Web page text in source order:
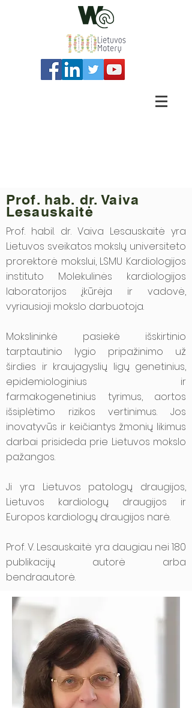
Prof. hab. dr. Vaiva
Lesauskaitė
Prof. habil. dr. Vaiva Lesauskaitė yra
Lietuvos sveikatos mokslų universiteto
prorektorė mokslui, LSMU Kardiologijos
instituto Molekulinės kardiologijos
laboratorijos įkūrėja ir vadovė,
vyriausioji mokslo darbuotoja.
Mokslininkė pasiekė išskirtinio
tarptautinio lygio pripažinimo už
širdies ir kraujagyslių ligų genetinius,
epidemiologinius ir
farmakogenetinius tyrimus, aortos
išsiplėtimo rizikos vertinimus. Jos
inovatyvūs ir keičiantys žmonių likimus
darbai prisideda prie Lietuvos mokslo
pažangos.
Ji yra Lietuvos patologų draugijos,
Lietuvos kardiologų draugijos ir
Europos kardiologų draugijos narė.
Prof. V. Lesauskaitė yra daugiau nei 180
publikacijų autorė arba
bendraautorė.